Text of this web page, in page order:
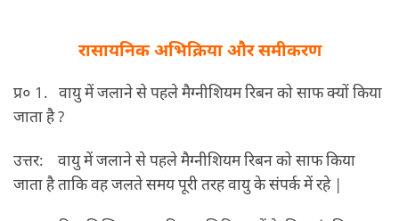
रासायनिक अभिक्रिया और समीकरण
प्र० 1. वायु में जलाने से पहले मैग्नीशियम रिबन को साफ क्यों किया
जाता है ?
उत्तर: वायु में जलाने से पहले मैग्नीशियम रिबन को साफ किया
जाता है ताकि वह जलते समय पूरी तरह वायु के संपर्क में रहे |